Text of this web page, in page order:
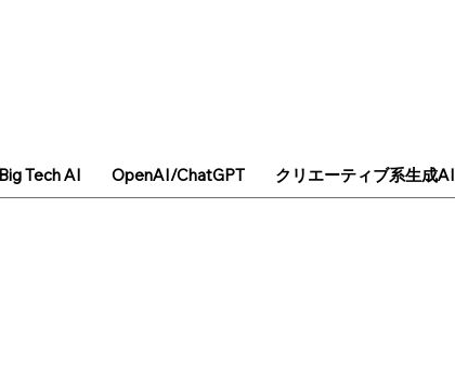
Big Tech AI OpenAI/ChatGPT クリエーティブ系生成AI